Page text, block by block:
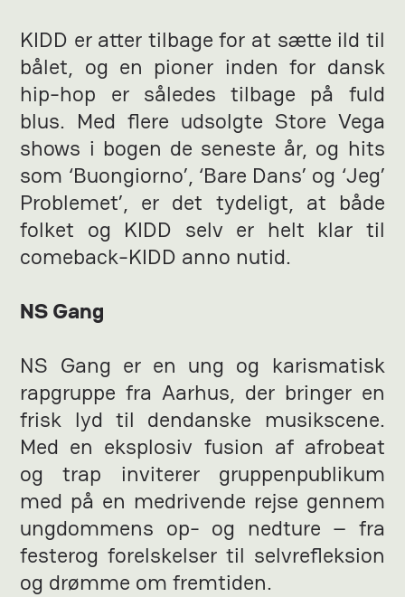
KIDD er atter tilbage for at sætte ild til
bålet, og en pioner inden for dansk
hip-hop er således tilbage på fuld
blus. Med flere udsolgte Store Vega
shows i bogen de seneste år, og hits
som ‘Buongiorno’, ‘Bare Dans’ og ‘Jeg’
Problemet’, er det tydeligt, at både
folket og KIDD selv er helt klar til
comeback-KIDD anno nutid.
NS Gang
NS Gang er en ung og karismatisk
rapgruppe fra Aarhus, der bringer en
frisk lyd til dendanske musikscene.
Med en eksplosiv fusion af afrobeat
og trap inviterer gruppenpublikum
med på en medrivende rejse gennem
ungdommens op- og nedture – fra
festerog forelskelser til selvrefleksion
og drømme om fremtiden.